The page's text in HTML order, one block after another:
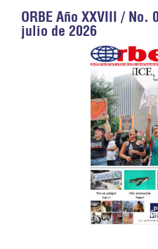
ORBE Año XXVIII / No.
julio de 2026